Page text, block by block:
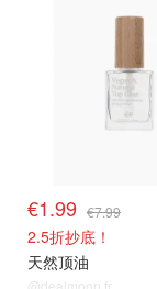
€1.99 €7.99
2.5折抄底！
天然顶油
@dealmoon.fr